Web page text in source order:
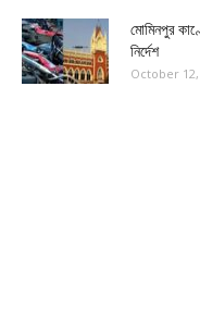
মোমিনপুর
নির্দেশ
October 12,